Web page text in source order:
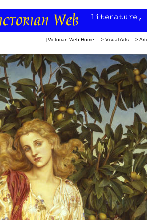
[Victorian Web Home —> Visual Arts —>